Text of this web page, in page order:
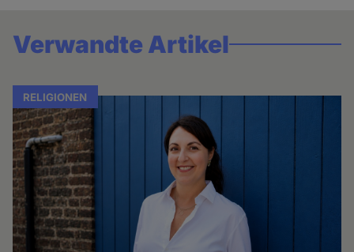
Verwandte Artikel
RELIGIONEN